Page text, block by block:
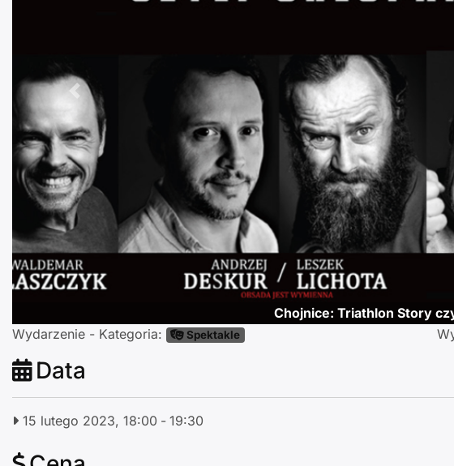
Chojnice: Triathlon Story
Poprzednie
Wydarzenie - Kategoria: Spektakle
Data
15 lutego 2023, 18:00 - 19:30